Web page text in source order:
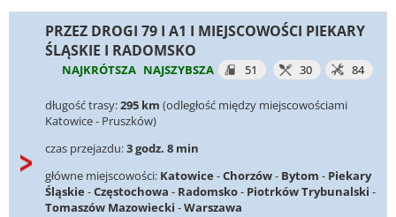
PRZEZ DROGI 79 I A1 I MIEJSCOWOŚCI PIEKARY
ŚLĄSKIE I RADOMSKO
NAJKRÓTSZA NAJSZYBSZA 51 30 84
długość trasy:295 km (odległość między miejscowościami
Katowice - Pruszków)
czas przejazdu:3 godz. 8 min
główne miejscowości: Katowice -Chorzów- Bytom - Piekary
Śląskie -Częstochowa - Radomsko- Piotrków Trybunalski -
Tomaszów Mazowiecki -Warszawa